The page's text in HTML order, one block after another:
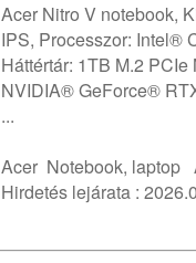
Acer Nitro V notebook,
IPS, Processzor: Intel®
Háttértár: 1TB M.2
NVIDIA® GeForce®
...
Acer Notebook, laptop
Hirdetés lejárata :